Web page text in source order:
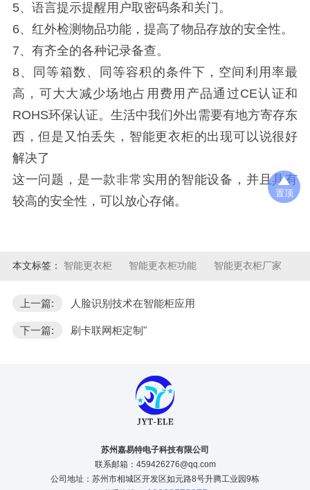
5、语言提示提醒用户取密码条和关门。
6、红外检测物品功能，提高了物品存放的安全性。
7、有齐全的各种记录备查。
8、同等箱数、同等容积的条件下，空间利用率最
高，可大大减少场地占用费用产品通过CE认证和
ROHS环保认证。生活中我们外出需要有地方寄存东
西，但是又怕丢失，智能更衣柜的出现可以说很好
解决了
这一问题，是一款非常实用的智能设备，并且具有
较高的安全性，可以放心存储。
本文标签： 智能更衣柜 智能更衣柜功能 智能更衣柜厂家
上一篇: 人脸识别技术在智能柜应用
下一篇: 刷卡联网柜定制"
置顶
苏州嘉易特电子科技有限公司
联系邮箱：459426276@qq.com
公司地址：苏州市相城区开发区如元路8号升腾工业园9栋